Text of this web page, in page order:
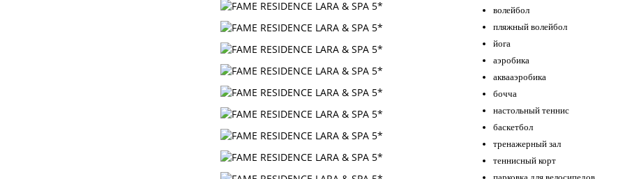
волейбол
пляжный волейбол
йога
аэробика
аквааэробика
бочча
настольный теннис
баскетбол
тренажерный зал
теннисный корт